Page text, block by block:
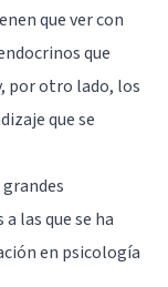
que ver con
que
por otro lado, los
que se
las que se ha
en psicología